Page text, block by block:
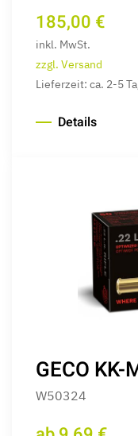
185,00 €
inkl. MwSt.
zzgl. Versand
Lieferzeit: ca. 2-5
Details
GECO
W50324